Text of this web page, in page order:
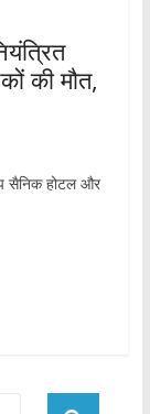
की मौत,
सैनिक होटल और